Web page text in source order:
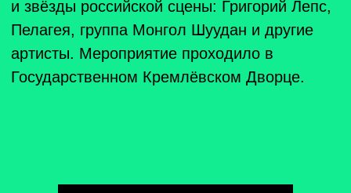
Вызовы